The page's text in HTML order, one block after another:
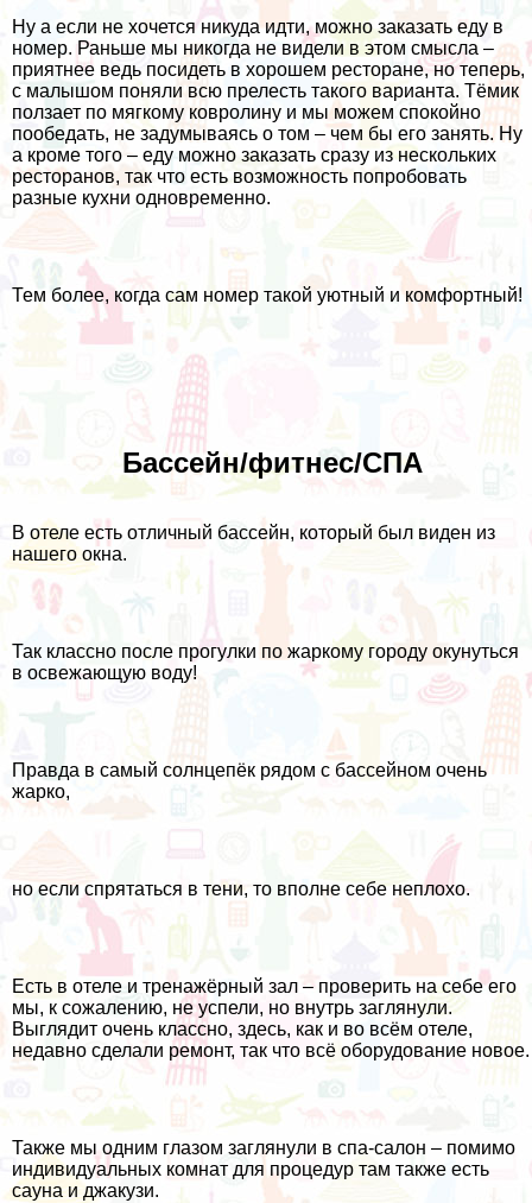
Ну а если не хочется никуда идти, можно заказать еду в
номер. Раньше мы никогда не видели в этом смысла –
приятнее ведь посидеть в хорошем ресторане, но теперь,
с малышом поняли всю прелесть такого варианта. Тёмик
ползает по мягкому ковролину и мы можем спокойно
пообедать, не задумываясь о том – чем бы его занять. Ну
а кроме того – еду можно заказать сразу из нескольких
ресторанов, так что есть возможность попробовать
разные кухни одновременно.
Тем более, когда сам номер такой уютный и комфортный!
Бассейн/фитнес/СПА
В отеле есть отличный бассейн, который был виден из
нашего окна.
Так классно после прогулки по жаркому городу окунуться
в освежающую воду!
Правда в самый солнцепёк рядом с бассейном очень
жарко,
но если спрятаться в тени, то вполне себе неплохо.
Есть в отеле и тренажёрный зал – проверить на себе его
мы, к сожалению, не успели, но внутрь заглянули.
Выглядит очень классно, здесь, как и во всём отеле,
недавно сделали ремонт, так что всё оборудование новое.
Также мы одним глазом заглянули в спа-салон – помимо
индивидуальных комнат для процедур там также есть
сауна и джакузи.